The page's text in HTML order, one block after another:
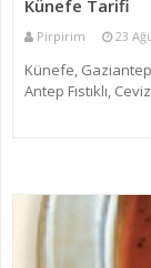
Künefe Tarifi
Pirpirim 23
Künefe,
Antep Fıstıklı,